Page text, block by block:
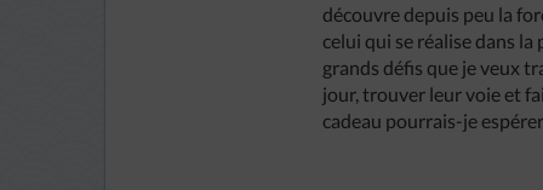
découvre depuis peu la
celui qui se réalise dans
grands défis que je veux
jour, trouver leur voie et
cadeau pourrais-je